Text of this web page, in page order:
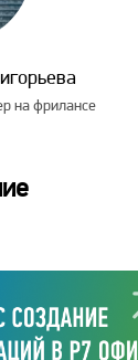
на фрилансе